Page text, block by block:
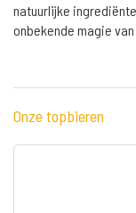
natuurlijke
onbekende magie
Onze topbieren